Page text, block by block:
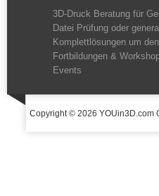
3D-Druck Beratung für
Datei Prüfung oder
Komplettlösungen um
Fortbildungen &
Events
Copyright © 2026 YOUin3D.com